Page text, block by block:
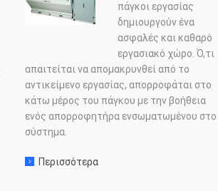
πάγκοι εργασίας
δημιουργούν ένα
ασφαλές και καθαρό
εργασιακό χώρο. Ό,τι
απαιτείται να απομακρυνθεί από το
αντικείμενο εργασίας, απορροφάται στο
κάτω μέρος του πάγκου με την βοήθεια
ενός απορροφητήρα ενσωματωμένου στο
σύστημα.
Περισσότερα